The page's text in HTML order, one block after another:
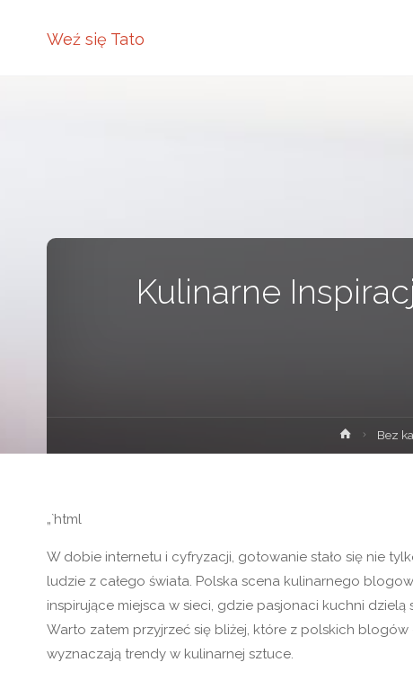
Weź się Tato
Kulinarne
Strona
główna
Bez
„`html
W dobie internetu i cyfryzacji, gotowanie stało się nie
ludzie z całego świata. Polska scena kulinarnego
inspirujące miejsca w sieci, gdzie pasjonaci kuchni
Warto zatem przyjrzeć się bliżej, które z polskich
wyznaczają trendy w kulinarnej sztuce.